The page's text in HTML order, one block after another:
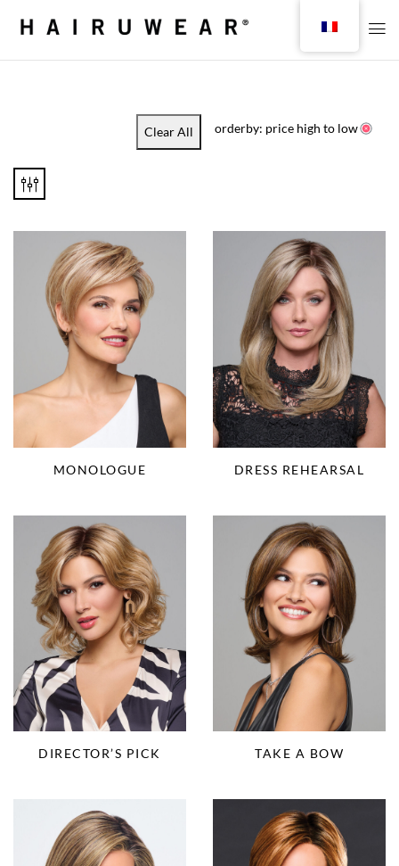
Clear All orderby: price high to low
MONOLOGUE DRESS REHEARSAL
DIRECTOR’S PICK TAKE A BOW